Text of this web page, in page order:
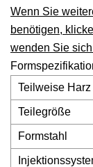
Wenn Sie
benötigen,
wenden Sie
Teilweise Harz
Teilegröße
Formstahl